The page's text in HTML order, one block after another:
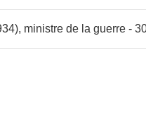
ministre de la guerre -